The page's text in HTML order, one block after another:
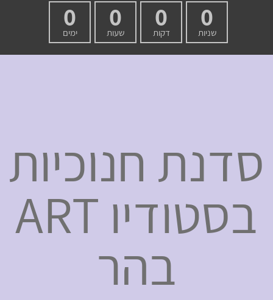
0
שניות
0
דקות
0
שעות
0
ימים
סדנת חנוכיות
בסטודיו ART
בהר